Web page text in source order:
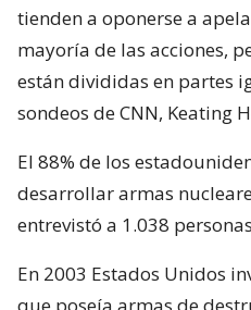
tienden a oponerse a
mayoría de las acciones,
están divididas en partes
sondeos de CNN, Keating
El 88% de los
desarrollar armas
entrevistó a 1.038
En 2003 Estados Unidos
que poseía armas de